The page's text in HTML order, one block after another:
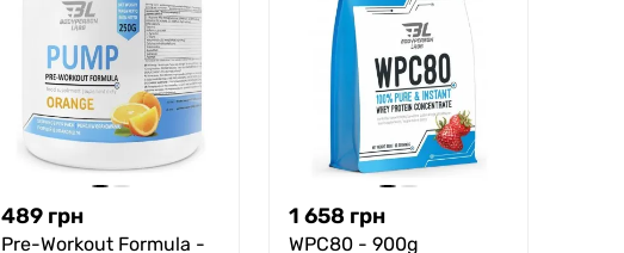
489 грн
Pre-Workout Formula -
1 658 грн
WPC80 - 900g